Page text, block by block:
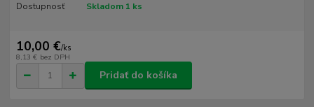
Dostupnosť Skladom 1 ks
10,00 €/ks
8,13 € bez DPH
Pridať do košíka